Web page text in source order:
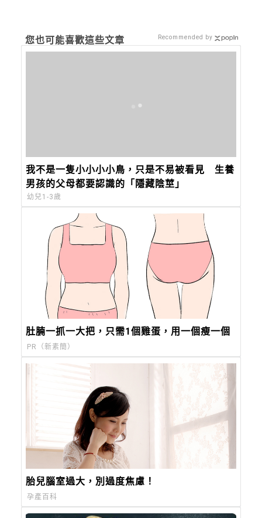
您也可能喜歡這些文章
我不是一隻小小小小鳥，只是不易被看見 生養
男孩的父母都要認識的「隱藏陰莖」
幼兒1-3歲
肚腩一抓一大把，只需1個雞蛋，用一個瘦一個
PR（新素簡）
胎兒腦室過大，別過度焦慮！
孕產百科
Recommended by